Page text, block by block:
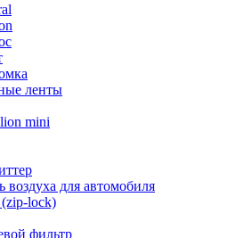
ленты
mini
воздуха для автомобиля
lock)
фильтр